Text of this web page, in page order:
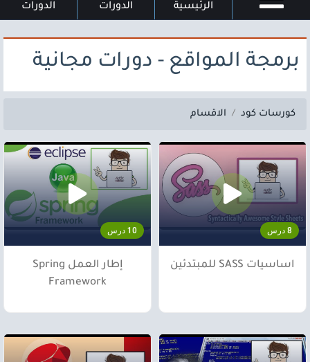
الرئيسية
الدورات
الدورات
برمجة المواقع - دورات مجانية
كورسات كود الاقسام
8 درس
اساسيات SASS للمبتدئين
10 درس
إطار العمل Spring
Framework